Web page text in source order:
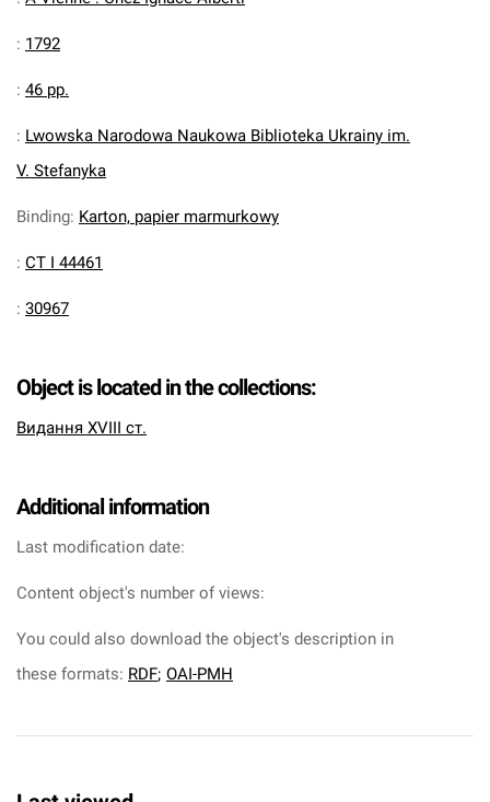
: 1792
: 46 pp.
: Lwowska Narodowa Naukowa Biblioteka Ukrainy im.
V. Stefanyka
Binding: Karton, papier marmurkowy
: CT I 44461
: 30967
Object is located in the collections:
Видання XVIII ст.
Additional information
Last modification date:
Content object's number of views:
You could also download the object's description in
these formats: RDF; OAI-PMH